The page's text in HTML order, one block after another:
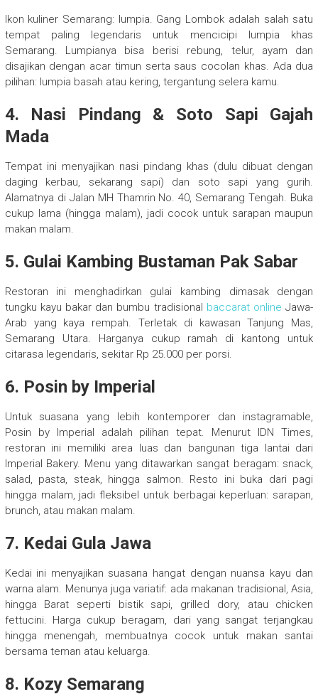
Ikon kuliner Semarang: lumpia. Gang Lombok adalah salah satu
tempat paling legendaris untuk mencicipi lumpia khas
Semarang. Lumpianya bisa berisi rebung, telur, ayam dan
disajikan dengan acar timun serta saus cocolan khas. Ada dua
pilihan: lumpia basah atau kering, tergantung selera kamu.
4. Nasi Pindang & Soto Sapi Gajah
Mada
Tempat ini menyajikan nasi pindang khas (dulu dibuat dengan
daging kerbau, sekarang sapi) dan soto sapi yang gurih.
Alamatnya di Jalan MH Thamrin No. 40, Semarang Tengah. Buka
cukup lama (hingga malam), jadi cocok untuk sarapan maupun
makan malam.
5. Gulai Kambing Bustaman Pak Sabar
Restoran ini menghadirkan gulai kambing dimasak dengan
tungku kayu bakar dan bumbu tradisional baccarat onlineJawa-
Arab yang kaya rempah. Terletak di kawasan Tanjung Mas,
Semarang Utara. Harganya cukup ramah di kantong untuk
citarasa legendaris, sekitar Rp 25.000 per porsi.
6. Posin by Imperial
Untuk suasana yang lebih kontemporer dan instagramable,
Posin by Imperial adalah pilihan tepat. Menurut IDN Times,
restoran ini memiliki area luas dan bangunan tiga lantai dari
Imperial Bakery. Menu yang ditawarkan sangat beragam: snack,
salad, pasta, steak, hingga salmon. Resto ini buka dari pagi
hingga malam, jadi fleksibel untuk berbagai keperluan: sarapan,
brunch, atau makan malam.
7. Kedai Gula Jawa
Kedai ini menyajikan suasana hangat dengan nuansa kayu dan
warna alam. Menunya juga variatif: ada makanan tradisional, Asia,
hingga Barat seperti bistik sapi, grilled dory, atau chicken
fettucini. Harga cukup beragam, dari yang sangat terjangkau
hingga menengah, membuatnya cocok untuk makan santai
bersama teman atau keluarga.
8. Kozy Semarang